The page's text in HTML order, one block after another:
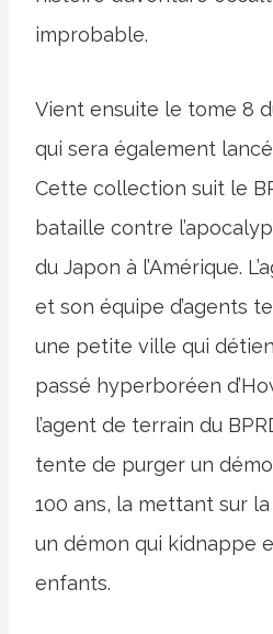
improbable.
Vient ensuite le tome 8
qui sera également
Cette collection suit le
bataille contre
du Japon à l’Amérique.
et son équipe d’agents
une petite ville qui
passé hyperboréen
l’agent de terrain du
tente de purger un
100 ans, la mettant sur
un démon qui kidnappe
enfants.